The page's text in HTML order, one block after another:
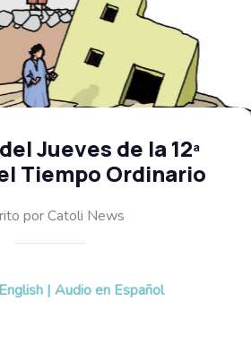
Jueves de la 12ª
Tiempo Ordinario
por Catoli News
English | Audio en Español